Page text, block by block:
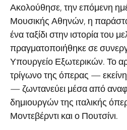
Ακολούθησε, την επόμενη
Μουσικής Αθηνών, η
ένα ταξίδι στην ιστορία του
πραγματοποιήθηκε σε
Υπουργείο Εξωτερικών. Το
τρίγωνο της όπερας —
— ζωντανεύει μέσα από
δημιουργών της ιταλικής
Μοντεβέρντι και ο Πουτσίνι.